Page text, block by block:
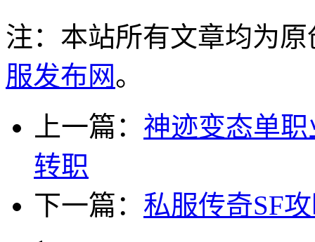
注：本站所有文章均为
服发布网。
上一篇： 神迹变态单
转职
下一篇： 私服传奇SF